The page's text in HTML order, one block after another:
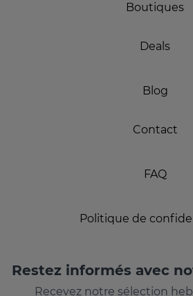
Boutiques
Deals
Blog
Contact
FAQ
Politique de
Restez informés avec
Recevez notre sélection